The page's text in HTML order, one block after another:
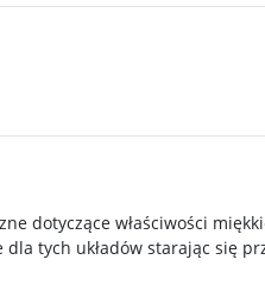
dotyczące właściwości
tych układów starając się